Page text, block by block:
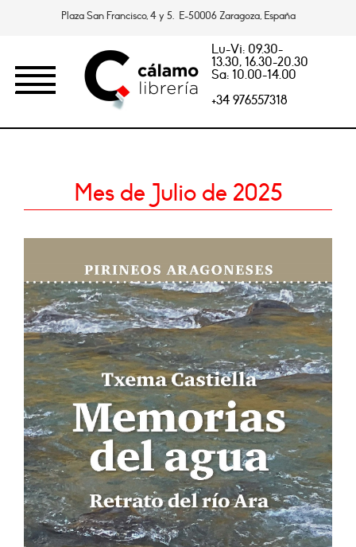
Plaza San Francisco, 4 y 5. E-50006 Zaragoza, España
Lu-Vi: 09.30-
13.30, 16.30-20.30
Sa: 10.00-14.00
+34 976557318
Mes de Julio de 2025